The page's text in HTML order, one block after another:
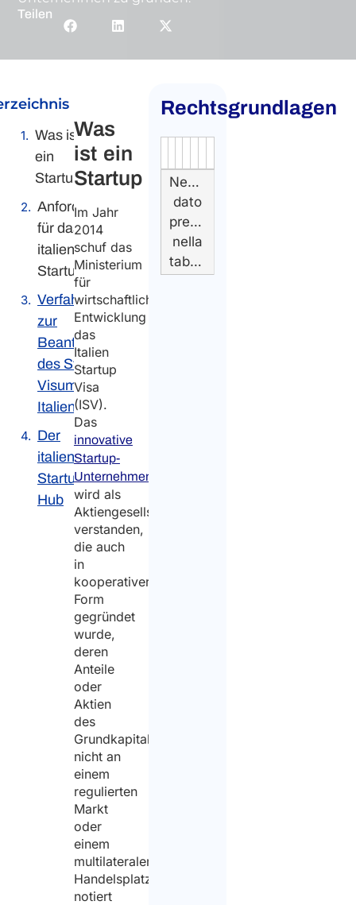
Teilen
Was ist
ein
Startup
Anforderungen
für das
italienische
Startup-Visum
Verfahren
zur
Beantragung
des Startup-
Visums in
Italien
Der
italienische
Startup-
Hub
Was
ist ein
Startup
Im Jahr
2014
schuf das
Ministerium
für
wirtschaftliche
Entwicklung
das
Italien
Startup
Visa
(ISV).
Das
innovative
Startup-
Unternehmen
wird als
Aktiengesellschaft
verstanden,
die auch
in
kooperativer
Form
gegründet
wurde,
deren
Anteile
oder
Aktien
des
Grundkapitals
nicht an
einem
regulierten
Markt
oder
einem
multilateralen
Handelsplatz
notiert
Rechtsgrundlagen
Nessun
dato
presente
nella
tabella